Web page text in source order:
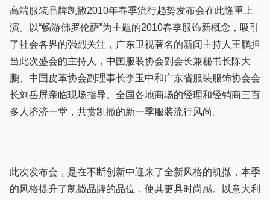
高端服装品牌凯撒2010年春季流行趋势发布会在此隆重上
演。以“畅游佛罗伦萨”为主题的2010春季服饰新概念，吸引
了社会各界的强烈关注，广东卫视著名的新闻主持人王鹏担
当此次盛会的主持人，中国服装协会副会长兼秘书长陈大
鹏、中国皮革协会副理事长李玉中和广东省服装服饰协会会
长刘岳屏亲临现场指导。全国各地商场的经理和经销商三百
多人济济一堂，共赏凯撒的新一季服装流行风尚。
此次发布会，是在不断创新中迎来了全新风格的凯撒，本季
的风格提升了凯撒品牌的品位，使其更具时尚感。以意大利